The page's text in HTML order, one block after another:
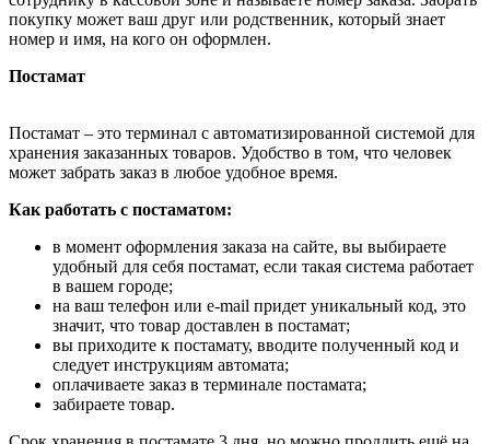
покупку может ваш друг или родственник, который знает
номер и имя, на кого он оформлен.
Постамат
Постамат – это терминал с автоматизированной системой для
хранения заказанных товаров. Удобство в том, что человек
может забрать заказ в любое удобное время.
Как работать с постаматом:
в момент оформления заказа на сайте, вы выбираете
удобный для себя постамат, если такая система работает
в вашем городе;
на ваш телефон или e-mail придет уникальный код, это
значит, что товар доставлен в постамат;
вы приходите к постамату, вводите полученный код и
следует инструкциям автомата;
оплачиваете заказ в терминале постамата;
забираете товар.